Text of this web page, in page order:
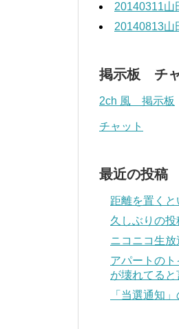
20140311山
20140813山
掲示板 チ
2ch 風 掲示板
チャット
最近の投稿
距離を置くと
久しぶりの投
ニコニコ生
アパートの
が壊れてる
「当選通知